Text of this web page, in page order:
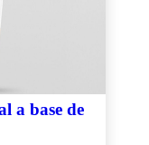
a base de